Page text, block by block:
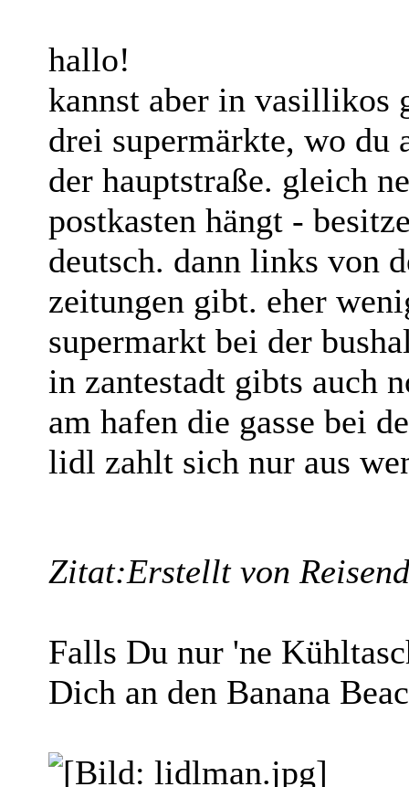
hallo!
kannst aber in vasillikos
drei supermärkte, wo du
der hauptstraße. gleich
postkasten hängt -
deutsch. dann links von
zeitungen gibt. eher
supermarkt bei der
in zantestadt gibts auch
am hafen die gasse bei
lidl zahlt sich nur aus
Zitat:Erstellt von
Falls Du nur 'ne
Dich an den Banana